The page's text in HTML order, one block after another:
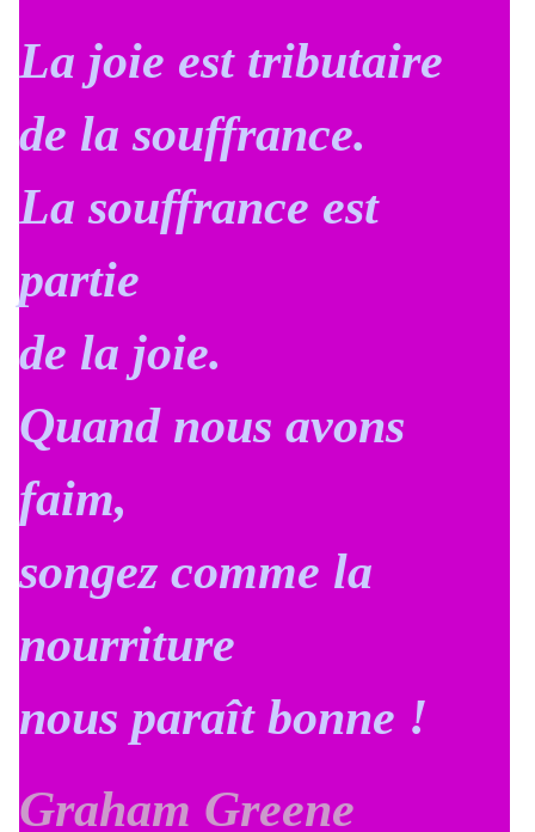
La joie est tributaire
de la souffrance.
La souffrance est
partie
de la joie.
Quand nous avons
faim,
songez comme la
nourriture
nous paraît bonne !
Graham Greene